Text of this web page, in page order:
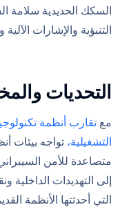
السكك الحديدية سلامة
التنبؤية والإشارات الآلية
التحديات
مع تقارب أنظمة
التشغيلية،تواجه بيئات
متصاعدة للأمن
إلى التهديدات
التي أحدثتها الأنظمة